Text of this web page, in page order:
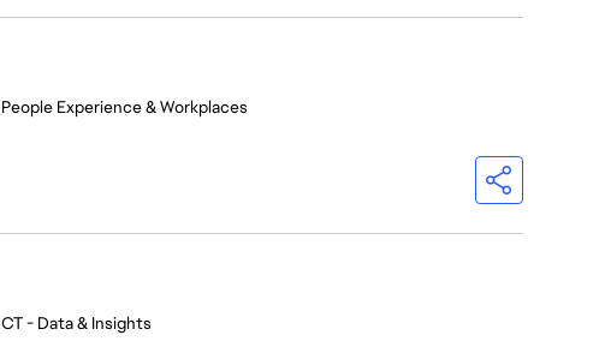
People Experience & Workplaces
CT - Data & Insights